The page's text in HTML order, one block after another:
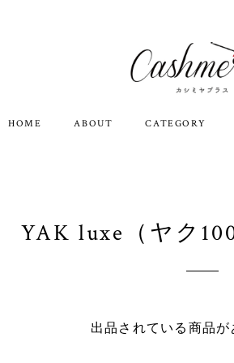
HOME ABOUT CATEGORY
YAK luxe（ヤク
出品されている商品が